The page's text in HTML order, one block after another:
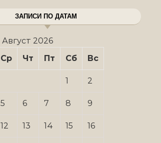
ЗАПИСИ ПО ДАТАМ
Август 2026
Ср Чт Пт Сб Вс
1 2
5 6 7 8 9
12 13 14 15 16